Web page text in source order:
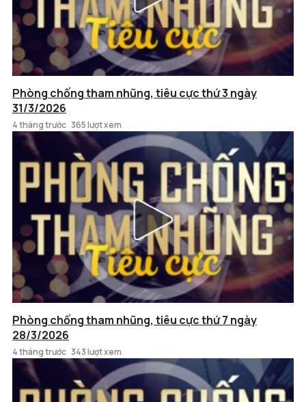
Phòng chống tham nhũng, tiêu cực thứ 3 ngày
31/3/2026
4 tháng trước 365 lượt xem
Phòng chống tham nhũng, tiêu cực thứ 7 ngày
28/3/2026
4 tháng trước 343 lượt xem